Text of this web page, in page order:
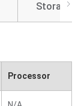
Storage
Processor